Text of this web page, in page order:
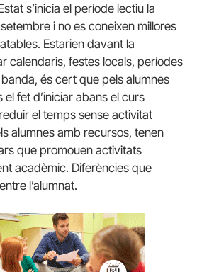
s’inicia el període lectiu la
i no es coneixen millores
Estarien davant la
calendaris, festes locals, períodes
és cert que pels alumnes
fet d’iniciar abans el curs
el temps sense activitat
alumnes amb recursos, tenen
que promouen activitats
acadèmic. Diferències que
l’alumnat.